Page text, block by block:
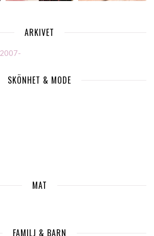
ARKIVET
SKÖNHET & MODE
MAT
FAMILJ & BARN